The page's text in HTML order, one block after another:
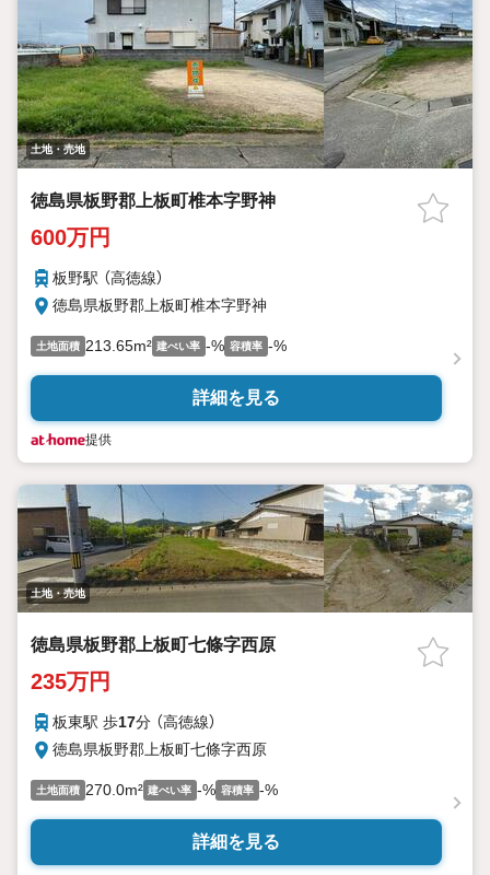
土地・売地
徳島県板野郡上板町椎本字野神
600万円
板野駅 （高徳線）
徳島県板野郡上板町椎本字野神
土地面積 213.65m² 建ぺい率 -% 容積率 -%
詳細を見る
提供
土地・売地
徳島県板野郡上板町七條字西原
235万円
板東駅 歩17分 （高徳線）
徳島県板野郡上板町七條字西原
土地面積 270.0m² 建ぺい率 -% 容積率 -%
詳細を見る